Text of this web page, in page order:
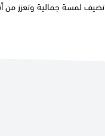
تضيف لمسة جمالية وتعزز من